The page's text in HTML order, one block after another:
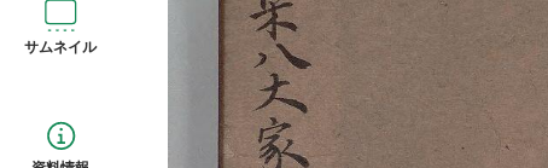
サムネイル